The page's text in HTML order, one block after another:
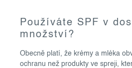
Používáte SPF v
množství?
Obecně platí, že krémy a mléka
ochranu než produkty ve spreji,